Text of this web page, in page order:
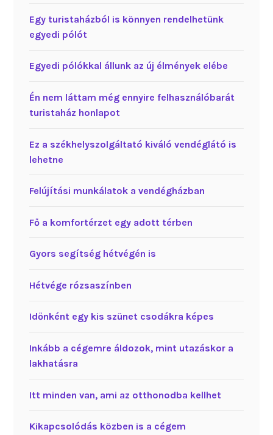
Egy turistaházból is könnyen rendelhetünk
egyedi pólót
Egyedi pólókkal állunk az új élmények elébe
Én nem láttam még ennyire felhasználóbarát
turistaház honlapot
Ez a székhelyszolgáltató kiváló vendéglátó is
lehetne
Felújítási munkálatok a vendégházban
Fő a komfortérzet egy adott térben
Gyors segítség hétvégén is
Hétvége rózsaszínben
Időnként egy kis szünet csodákra képes
Inkább a cégemre áldozok, mint utazáskor a
lakhatásra
Itt minden van, ami az otthonodba kellhet
Kikapcsolódás közben is a cégem